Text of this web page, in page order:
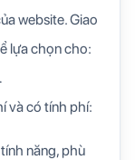
website. Giao
lựa chọn cho:
và có tính phí:
năng, phù